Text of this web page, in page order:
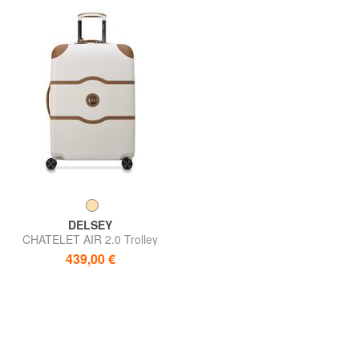
DELSEY
CHATELET AIR 2.0 Trolley
Medio
439,00 €